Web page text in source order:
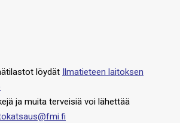
löydät Ilmatieteen laitoksen
ja muita terveisiä voi lähettää